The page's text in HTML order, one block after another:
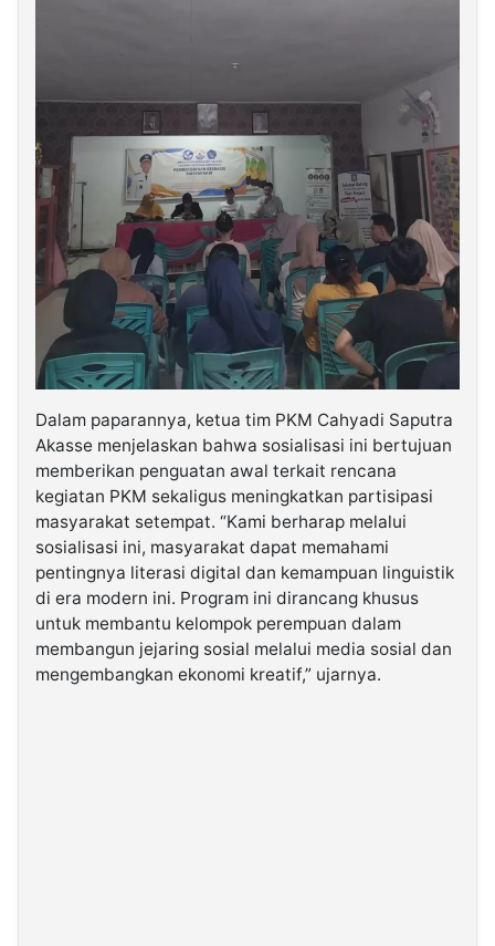
Dalam paparannya, ketua tim PKM Cahyadi Saputra
Akasse menjelaskan bahwa sosialisasi ini bertujuan
memberikan penguatan awal terkait rencana
kegiatan PKM sekaligus meningkatkan partisipasi
masyarakat setempat. “Kami berharap melalui
sosialisasi ini, masyarakat dapat memahami
pentingnya literasi digital dan kemampuan linguistik
di era modern ini. Program ini dirancang khusus
untuk membantu kelompok perempuan dalam
membangun jejaring sosial melalui media sosial dan
mengembangkan ekonomi kreatif,” ujarnya.